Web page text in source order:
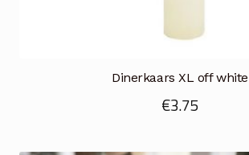
Dinerkaars XL off white
€3.75